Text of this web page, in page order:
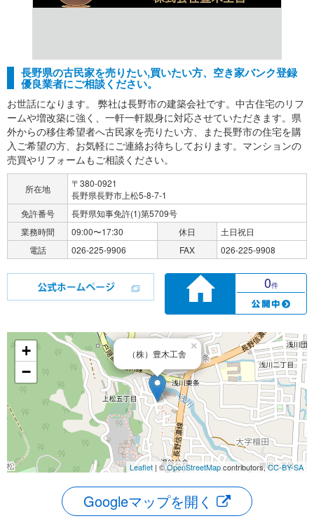
長野県の古民家を売りたい,買いたい方、空き家バンク登録
優良業者にご相談ください。
お世話になります。 弊社は長野市の建築会社です。中古住宅のリフ
ームや増改築に強く、一軒一軒親身に対応させていただきます。県
外からの移住希望者へ古民家を売りたい方、また長野市の住宅を購
入ご希望の方、お気軽にご連絡お待ちしております。マンションの
売買やリフォームもご相談ください。
所在地
〒380-0921
長野県長野市上松5-8-7-1
免許番号
長野県知事免許(1)第5709号
業務時間
09:00〜17:30 休日
土日祝日
電話
026-225-9906 FAX 026-225-9908
0件
（株）豊木工舎
×
+
−
Leaflet | ©OpenStreetMapcontributors,CC-BY-SA
Googleマップを開く